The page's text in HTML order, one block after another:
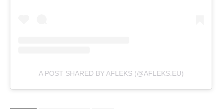
A POST SHARED BY AFLEKS (@AFLEKS.EU)